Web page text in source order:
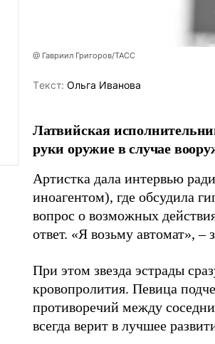
@ Гавриил Григоров/ТАСС
Tекст: Ольга Иванова
Латвийская
руки оружие в случае
Артистка дала интервью
иноагентом), где обсудила
вопрос о возможных
ответ. «Я возьму автомат», –
При этом звезда эстрады
кровопролития. Певица
противоречий между
всегда верит в лучшее